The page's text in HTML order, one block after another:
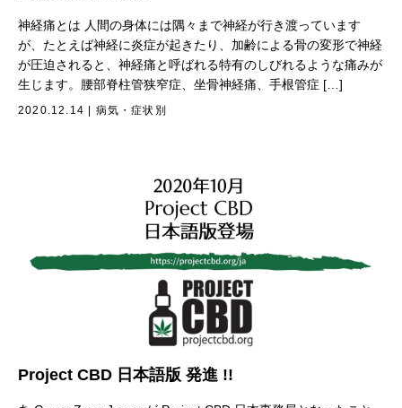
神経痛とは 人間の身体には隅々まで神経が行き渡っています
が、たとえば神経に炎症が起きたり、加齢による骨の変形で神経
が圧迫されると、神経痛と呼ばれる特有のしびれるような痛みが
生じます。腰部脊柱管狭窄症、坐骨神経痛、手根管症 […]
2020.12.14 病気・症状別
Project CBD 日本語版 発進 !!